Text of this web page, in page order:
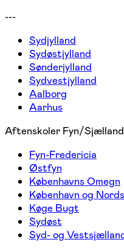
---
Sydjylland
Sydøstjylland
Sønderjylland
Sydvestjylland
Aalborg
Aarhus
Aftenskoler Fyn/Sjælland
Fyn-Fredericia
Østfyn
Københavns Omegn
København og
Køge Bugt
Sydøst
Syd- og